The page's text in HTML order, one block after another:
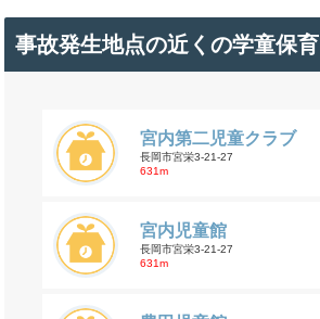
事故発生地点の近くの学童保育
宮内第二児童クラブ
長岡市宮栄3-21-27
631m
宮内児童館
長岡市宮栄3-21-27
631m